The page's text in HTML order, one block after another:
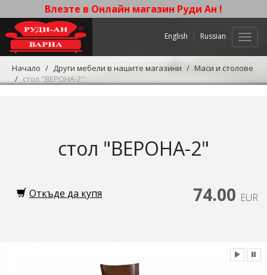
Влезте в Онлайн магазин Руди Ан !
English Russian
Начало Други мебели в нашите магазини
Маси и столове
стол "ВЕРОНА-2"
стол "ВЕРОНА-2"
74.00 EUR
Откъде да купя